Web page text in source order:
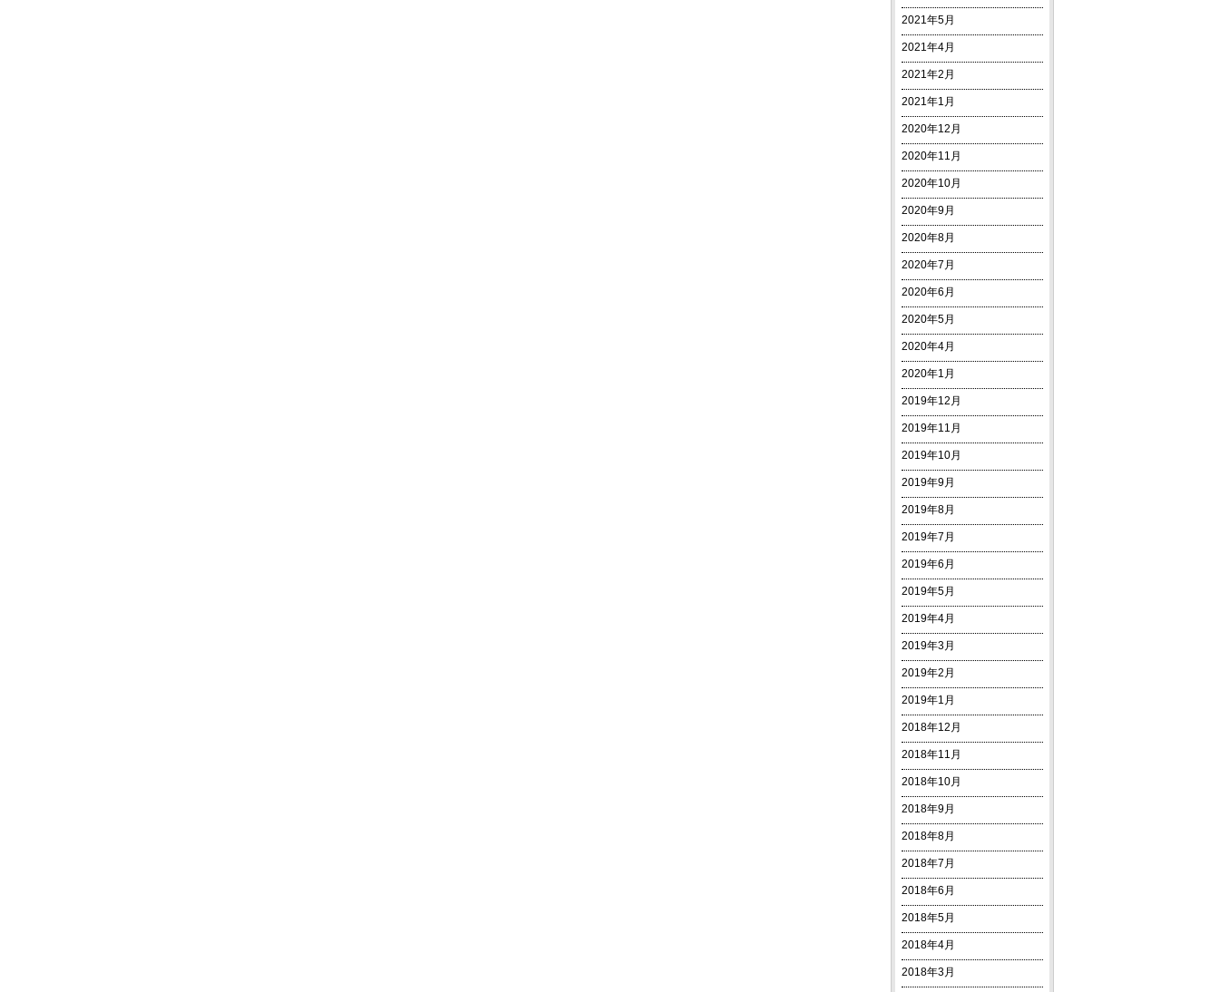
2021年5月
2021年4月
2021年2月
2021年1月
2020年12月
2020年11月
2020年10月
2020年9月
2020年8月
2020年7月
2020年6月
2020年5月
2020年4月
2020年1月
2019年12月
2019年11月
2019年10月
2019年9月
2019年8月
2019年7月
2019年6月
2019年5月
2019年4月
2019年3月
2019年2月
2019年1月
2018年12月
2018年11月
2018年10月
2018年9月
2018年8月
2018年7月
2018年6月
2018年5月
2018年4月
2018年3月